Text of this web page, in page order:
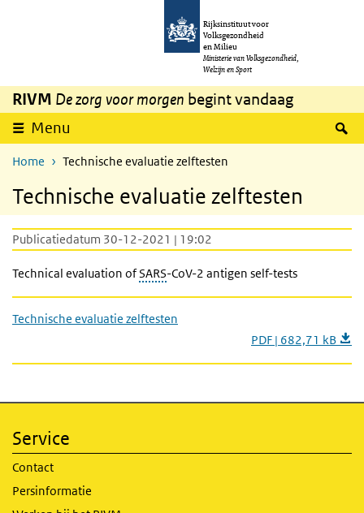
Overslaan en naar de inhoud gaan
Rijksinstituut voor
Volksgezondheid
en Milieu
Ministerie van Volksgezondheid,
Welzijn en Sport
RIVM De zorg voor morgen begint vandaag
Menu
Home Technische evaluatie zelftesten
Technische evaluatie zelftesten
Publicatiedatum 30-12-2021 | 19:02
Technical evaluation ofSARS-CoV-2 antigen self-tests
Technische evaluatie zelftesten
PDF | 682,71 kB
Service
Contact
Persinformatie